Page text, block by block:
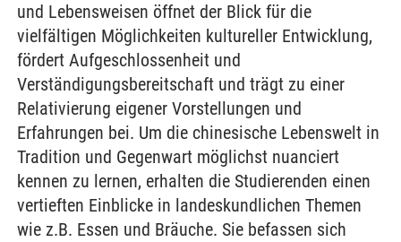
und Lebensweisen öffnet der Blick für die
vielfältigen Möglichkeiten kultureller Entwicklung,
fördert Aufgeschlossenheit und
Verständigungsbereitschaft und trägt zu einer
Relativierung eigener Vorstellungen und
Erfahrungen bei. Um die chinesische Lebenswelt in
Tradition und Gegenwart möglichst nuanciert
kennen zu lernen, erhalten die Studierenden einen
vertieften Einblicke in landeskundlichen Themen
wie z.B. Essen und Bräuche. Sie befassen sich